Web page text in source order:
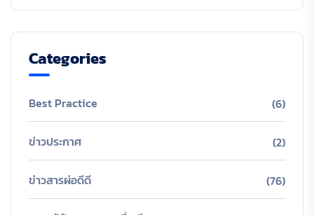
Categories
Best Practice (6)
ข่าวประกาศ (2)
ข่าวสารผ่อดีดี (76)